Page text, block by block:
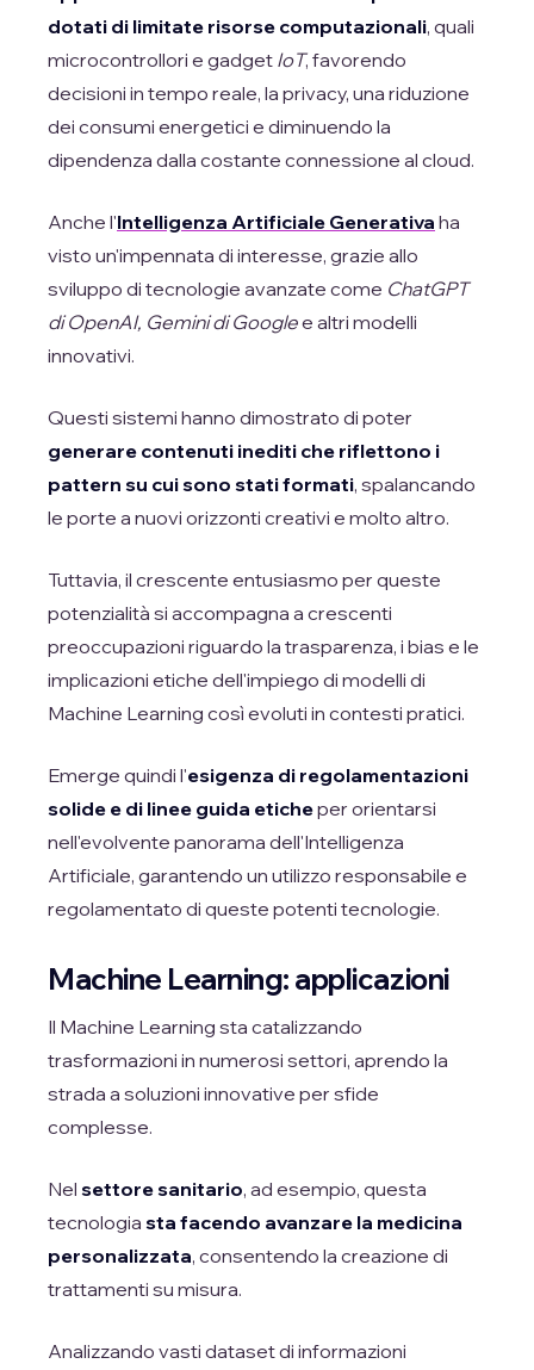
dotati di limitate risorse computazionali, quali
microcontrollori e gadget IoT, favorendo
decisioni in tempo reale, la privacy, una riduzione
dei consumi energetici e diminuendo la
dipendenza dalla costante connessione al cloud.
Anche l'Intelligenza Artificiale Generativa ha
visto un'impennata di interesse, grazie allo
sviluppo di tecnologie avanzate come ChatGPT
di OpenAI, Gemini di Googlee altri modelli
innovativi.
Questi sistemi hanno dimostrato di poter
generare contenuti inediti che riflettono i
pattern su cui sono stati formati, spalancando
le porte a nuovi orizzonti creativi e molto altro.
Tuttavia, il crescente entusiasmo per queste
potenzialità si accompagna a crescenti
preoccupazioni riguardo la trasparenza, i bias e le
implicazioni etiche dell'impiego di modelli di
Machine Learning così evoluti in contesti pratici.
Emerge quindi l'esigenza di regolamentazioni
solide e di linee guida eticheper orientarsi
nell'evolvente panorama dell'Intelligenza
Artificiale, garantendo un utilizzo responsabile e
regolamentato di queste potenti tecnologie.
Machine Learning: applicazioni
Il Machine Learning sta catalizzando
trasformazioni in numerosi settori, aprendo la
strada a soluzioni innovative per sfide
complesse.
Nel settore sanitario, ad esempio, questa
tecnologia sta facendo avanzare la medicina
personalizzata, consentendo la creazione di
trattamenti su misura.
Analizzando vasti dataset di informazioni